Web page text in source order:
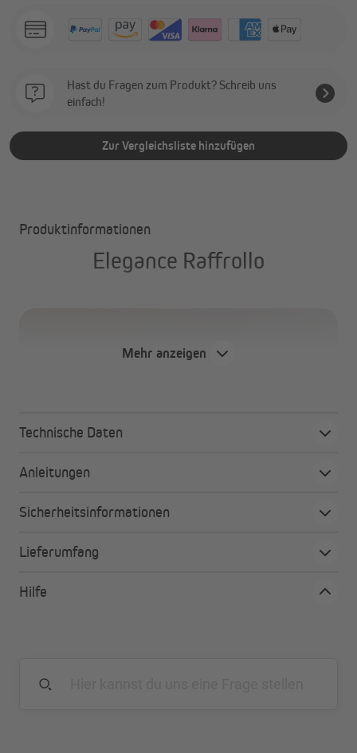
Hast du Fragen zum Produkt? Schreib uns
einfach!
Zur Vergleichsliste hinzufügen
Produktinformationen
Elegance Raffrollo
Mehr anzeigen
Technische Daten
Anleitungen
Sicherheitsinformationen
Lieferumfang
Hilfe